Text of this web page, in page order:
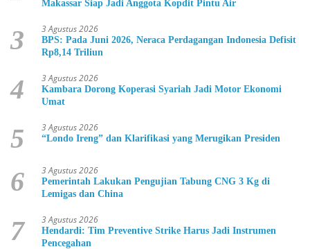
Makassar Siap Jadi Anggota Kopdit Pintu Air
3 3 Agustus 2026
BPS: Pada Juni 2026, Neraca Perdagangan Indonesia Defisit
Rp8,14 Triliun
4 3 Agustus 2026
Kambara Dorong Koperasi Syariah Jadi Motor Ekonomi
Umat
5 3 Agustus 2026
“Londo Ireng” dan Klarifikasi yang Merugikan Presiden
6 3 Agustus 2026
Pemerintah Lakukan Pengujian Tabung CNG 3 Kg di
Lemigas dan China
7 3 Agustus 2026
Hendardi: Tim Preventive Strike Harus Jadi Instrumen
Pencegahan